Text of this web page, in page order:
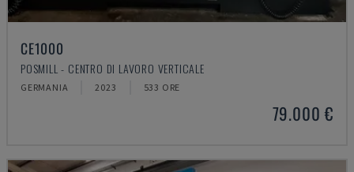
CE1000
POSMILL - CENTRO DI LAVORO VERTICALE
GERMANIA 2023 533 ORE
79.000 €